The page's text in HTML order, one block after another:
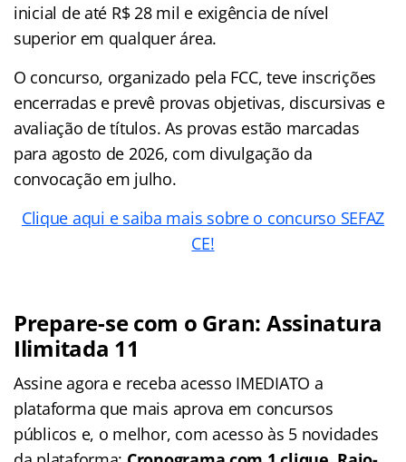
inicial de até R$ 28 mil e exigência de nível
superior em qualquer área.
O concurso, organizado pela FCC, teve inscrições
encerradas e prevê provas objetivas, discursivas e
avaliação de títulos. As provas estão marcadas
para agosto de 2026, com divulgação da
convocação em julho.
Clique aqui e saiba mais sobre o concurso SEFAZ
CE!
Prepare-se com o Gran: Assinatura
Ilimitada 11
Assine agora e receba acesso IMEDIATO a
plataforma que mais aprova em concursos
públicos e, o melhor, com acesso às 5 novidades